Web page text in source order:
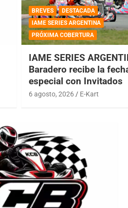
BREVES
DESTACADA
IAME SERIES ARGENTINA
PRÓXIMA COBERTURA
IAME SERIES
Baradero recibe la
especial con Invitados
6 agosto, 2026 E-Kart